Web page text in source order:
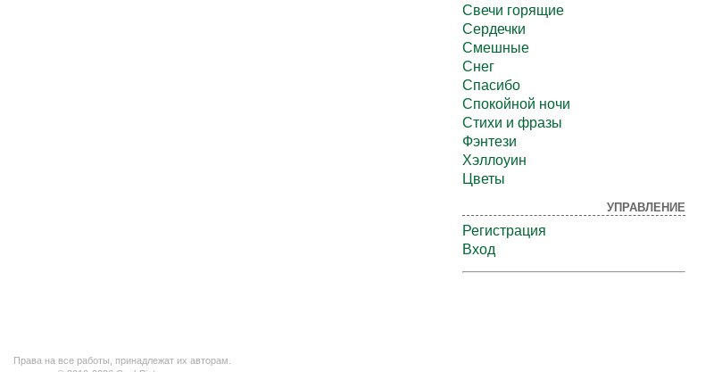
Свечи горящие
Сердечки
Смешные
Снег
Спасибо
Спокойной ночи
Стихи и фразы
Фэнтези
Хэллоуин
Цветы
УПРАВЛЕНИЕ
Регистрация
Вход
Права на все работы, принадлежат их авторам.